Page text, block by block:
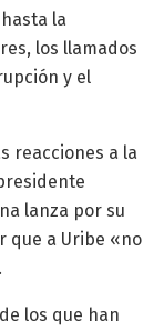
la
los llamados
y el
reacciones a la
lanza por su
que a Uribe «no
los que han